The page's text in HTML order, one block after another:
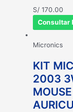
S/ 170.00
Consultar
Micronics
KIT
2003